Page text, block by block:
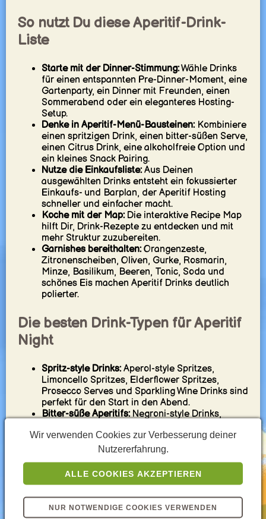
So nutzt Du diese Aperitif-Drink-
Liste
Starte mit der Dinner-Stimmung:Wähle Drinks
für einen entspannten Pre-Dinner-Moment, eine
Gartenparty, ein Dinner mit Freunden, einen
Sommerabend oder ein eleganteres Hosting-
Setup.
Denke in Aperitif-Menü-Bausteinen:Kombiniere
einen spritzigen Drink, einen bitter-süßen Serve,
einen Citrus Drink, eine alkoholfreie Option und
ein kleines Snack Pairing.
Nutze die Einkaufsliste:Aus Deinen
ausgewählten Drinks entsteht ein fokussierter
Einkaufs- und Barplan, der Aperitif Hosting
schneller und einfacher macht.
Koche mit der Map:Die interaktive Recipe Map
hilft Dir, Drink-Rezepte zu entdecken und mit
mehr Struktur zuzubereiten.
Garnishes bereithalten:Orangenzeste,
Zitronenscheiben, Oliven, Gurke, Rosmarin,
Minze, Basilikum, Beeren, Tonic, Soda und
schönes Eis machen Aperitif Drinks deutlich
polierter.
Die besten Drink-Typen für Aperitif
Night
Spritz-style Drinks:Aperol-style Spritzes,
Limoncello Spritzes, Elderflower Spritzes,
Prosecco Serves und Sparkling Wine Drinks sind
perfekt für den Start in den Abend.
Bitter-süße Aperitifs:Negroni-style Drinks,
Orange Bitters und herbal Drinks bringen
klassischen Aperitif-Charakter.
Citrus Coolers:Zitrone, Limette, Grapefruit,
Orange, yuzuartige Aromen und spritzige Citrus
Drinks halten den Abendstart frisch und hell.
based Aperitifs, Soda Highballs, Tonic Serves
und verdünnte Longdrinks sind ideal, wenn der
Wir verwenden Cookies zur Verbesserung deiner
Nutzererfahrung.
ALLE COOKIES AKZEPTIEREN
NUR NOTWENDIGE COOKIES VERWENDEN